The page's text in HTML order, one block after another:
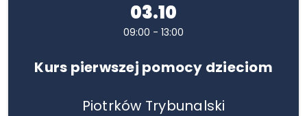
03.10
09:00 - 13:00
Kurs pierwszej pomocy dzieciom
Piotrków Trybunalski